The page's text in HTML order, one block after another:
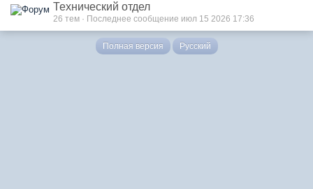
Технический отдел
26 тем · Последнее сообщение июл 15 2026 17:36
Полная версия Русский